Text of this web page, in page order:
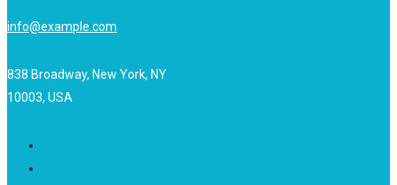
info@example.com
838 Broadway, New York, NY
10003, USA